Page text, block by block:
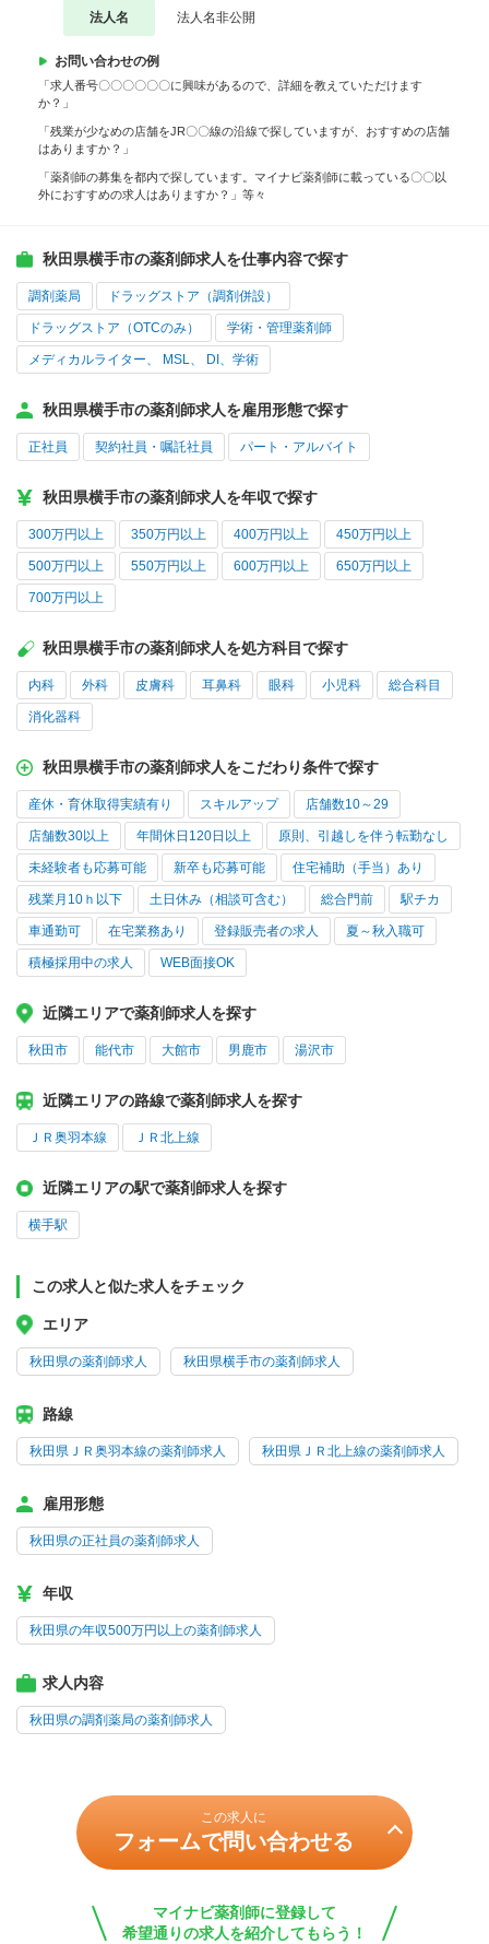
法人名 法人名非公開
お問い合わせの例
「求人番号〇〇〇〇〇〇に興味があるので、詳細を教えていただけます
か？」
「残業が少なめの店舗をJR〇〇線の沿線で探していますが、おすすめの店舗
はありますか？」
「薬剤師の募集を都内で探しています。マイナビ薬剤師に載っている〇〇以
外におすすめの求人はありますか？」等々
秋田県横手市の薬剤師求人を仕事内容で探す
調剤薬局 ドラッグストア（調剤併設）
ドラッグストア（OTCのみ） 学術・管理薬剤師
メディカルライター、 MSL、 DI、学術
秋田県横手市の薬剤師求人を雇用形態で探す
正社員 契約社員・嘱託社員 パート・アルバイト
秋田県横手市の薬剤師求人を年収で探す
300万円以上 350万円以上 400万円以上 450万円以上
500万円以上 550万円以上 600万円以上 650万円以上
700万円以上
秋田県横手市の薬剤師求人を処方科目で探す
内科 外科 皮膚科 耳鼻科 眼科 小児科 総合科目
消化器科
秋田県横手市の薬剤師求人をこだわり条件で探す
産休・育休取得実績有り スキルアップ 店舗数10～29
店舗数30以上 年間休日120日以上 原則、引越しを伴う転勤なし
未経験者も応募可能 新卒も応募可能 住宅補助（手当）あり
残業月10ｈ以下 土日休み（相談可含む） 総合門前 駅チカ
車通勤可 在宅業務あり 登録販売者の求人 夏～秋入職可
積極採用中の求人 WEB面接OK
近隣エリアで薬剤師求人を探す
秋田市 能代市 大館市 男鹿市 湯沢市
近隣エリアの路線で薬剤師求人を探す
ＪＲ奥羽本線 ＪＲ北上線
近隣エリアの駅で薬剤師求人を探す
横手駅
この求人と似た求人をチェック
エリア
秋田県の薬剤師求人 秋田県横手市の薬剤師求人
路線
秋田県ＪＲ奥羽本線の薬剤師求人 秋田県ＪＲ北上線の薬剤師求人
雇用形態
秋田県の正社員の薬剤師求人
年収
秋田県の年収500万円以上の薬剤師求人
求人内容
秋田県の調剤薬局の薬剤師求人
この求人に
フォームで問い合わせる
マイナビ薬剤師に登録して
希望通りの求人を紹介してもらう！